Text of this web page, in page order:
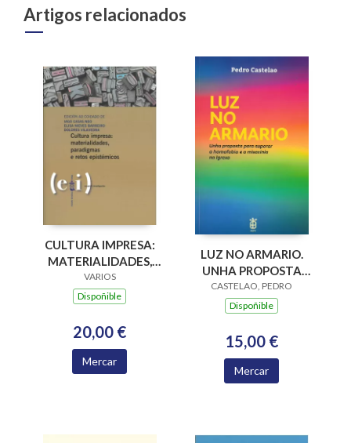
Artigos relacionados
CULTURA IMPRESA:
MATERIALIDADES,
PARADIGMAS E
RETOS EPISTÉMICOS
VARIOS
Dispoñible
20,00 €
Mercar
LUZ NO ARMARIO.
UNHA PROPOSTA
PARA SUPERAR A
HOMOFOBIA E A
IGREXA
CASTELAO, PEDRO
Dispoñible
15,00 €
Mercar